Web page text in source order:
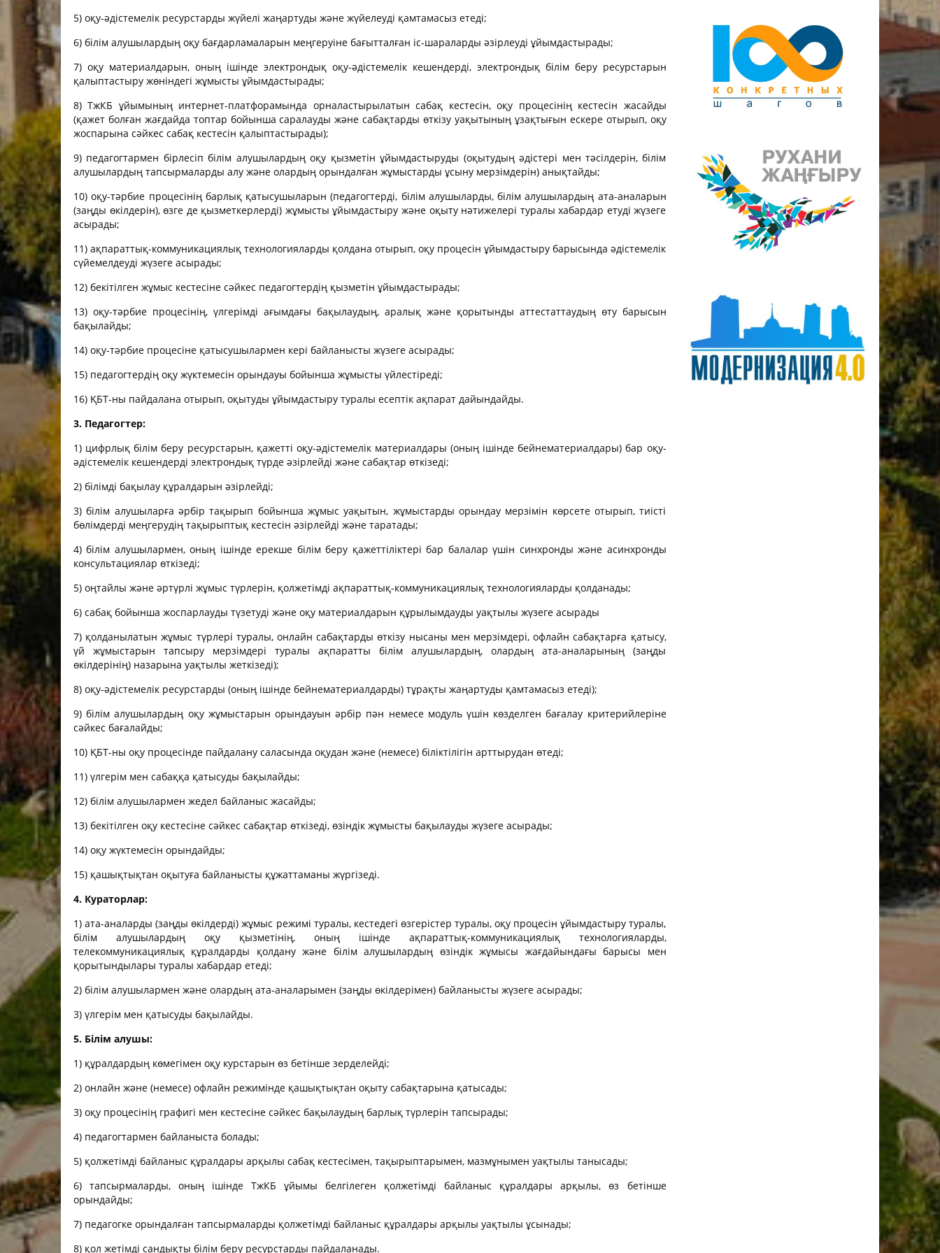
5) оқу-әдістемелік ресурстарды жүйелі жаңартуды және жүйелеуді қамтамасыз етеді;
6) білім алушылардың оқу бағдарламаларын меңгеруіне бағытталған іс-шараларды әзірлеуді ұйымдастырады;
7) оқу материалдарын, оның ішінде электрондық оқу-әдістемелік кешендерді, электрондық білім беру ресурстарын
қалыптастыру жөніндегі жұмысты ұйымдастырады;
8) ТжКБ ұйымының интернет-платфорамында орналастырылатын сабақ кестесін, оқу процесінің кестесін жасайды
(қажет болған жағдайда топтар бойынша саралауды және сабақтарды өткізу уақытының ұзақтығын ескере отырып, оқу
жоспарына сәйкес сабақ кестесін қалыптастырады);
9) педагогтармен бірлесіп білім алушылардың оқу қызметін ұйымдастыруды (оқытудың әдістері мен тәсілдерін, білім
алушылардың тапсырмаларды алу және олардың орындалған жұмыстарды ұсыну мерзімдерін) анықтайды;
10) оқу-тәрбие процесінің барлық қатысушыларын (педагогтерді, білім алушыларды, білім алушылардың ата-аналарын
(заңды өкілдерін), өзге де қызметкерлерді) жұмысты ұйымдастыру және оқыту нәтижелері туралы хабардар етуді жүзеге
асырады;
11) ақпараттық-коммуникациялық технологияларды қолдана отырып, оқу процесін ұйымдастыру барысында әдістемелік
сүйемелдеуді жүзеге асырады;
12) бекітілген жұмыс кестесіне сәйкес педагогтердің қызметін ұйымдастырады;
13) оқу-тәрбие процесінің, үлгерімді ағымдағы бақылаудың, аралық және қорытынды аттестаттаудың өту барысын
бақылайды;
14) оқу-тәрбие процесіне қатысушылармен кері байланысты жүзеге асырады;
15) педагогтердің оқу жүктемесін орындауы бойынша жұмысты үйлестіреді;
16) ҚБТ-ны пайдалана отырып, оқытуды ұйымдастыру туралы есептік ақпарат дайындайды.
3. Педагогтер:
1) цифрлық білім беру ресурстарын, қажетті оқу-әдістемелік материалдары (оның ішінде бейнематериалдары) бар оқу-
әдістемелік кешендерді электрондық түрде әзірлейді және сабақтар өткізеді;
2) білімді бақылау құралдарын әзірлейді;
3) білім алушыларға әрбір тақырып бойынша жұмыс уақытын, жұмыстарды орындау мерзімін көрсете отырып, тиісті
бөлімдерді меңгерудің тақырыптық кестесін әзірлейді және таратады;
4) білім алушылармен, оның ішінде ерекше білім беру қажеттіліктері бар балалар үшін синхронды және асинхронды
консультациялар өткізеді;
5) оңтайлы және әртүрлі жұмыс түрлерін, қолжетімді ақпараттық-коммуникациялық технологияларды қолданады;
6) сабақ бойынша жоспарлауды түзетуді және оқу материалдарын құрылымдауды уақтылы жүзеге асырады
7) қолданылатын жұмыс түрлері туралы, онлайн сабақтарды өткізу нысаны мен мерзімдері, офлайн сабақтарға қатысу,
үй жұмыстарын тапсыру мерзімдері туралы ақпаратты білім алушылардың, олардың ата-аналарының (заңды
өкілдерінің) назарына уақтылы жеткізеді);
8) оқу-әдістемелік ресурстарды (оның ішінде бейнематериалдарды) тұрақты жаңартуды қамтамасыз етеді);
9) білім алушылардың оқу жұмыстарын орындауын әрбір пән немесе модуль үшін көзделген бағалау критерийлеріне
сәйкес бағалайды;
10) ҚБТ-ны оқу процесінде пайдалану саласында оқудан және (немесе) біліктілігін арттырудан өтеді;
11) үлгерім мен сабаққа қатысуды бақылайды;
12) білім алушылармен жедел байланыс жасайды;
13) бекітілген оқу кестесіне сәйкес сабақтар өткізеді, өзіндік жұмысты бақылауды жүзеге асырады;
14) оқу жүктемесін орындайды;
15) қашықтықтан оқытуға байланысты құжаттаманы жүргізеді.
4. Кураторлар:
1) ата-аналарды (заңды өкілдерді) жұмыс режимі туралы, кестедегі өзгерістер туралы, оқу процесін ұйымдастыру туралы,
білім алушылардың оқу қызметінің, оның ішінде ақпараттық-коммуникациялық технологияларды,
телекоммуникациялық құралдарды қолдану және білім алушылардың өзіндік жұмысы жағдайындағы барысы мен
қорытындылары туралы хабардар етеді;
2) білім алушылармен және олардың ата-аналарымен (заңды өкілдерімен) байланысты жүзеге асырады;
3) үлгерім мен қатысуды бақылайды.
5. Білім алушы:
1) құралдардың көмегімен оқу курстарын өз бетінше зерделейді;
2) онлайн және (немесе) офлайн режимінде қашықтықтан оқыту сабақтарына қатысады;
3) оқу процесінің графигі мен кестесіне сәйкес бақылаудың барлық түрлерін тапсырады;
4) педагогтармен байланыста болады;
5) қолжетімді байланыс құралдары арқылы сабақ кестесімен, тақырыптарымен, мазмұнымен уақтылы танысады;
6) тапсырмаларды, оның ішінде ТжКБ ұйымы белгілеген қолжетімді байланыс құралдары арқылы, өз бетінше
орындайды;
7) педагогке орындалған тапсырмаларды қолжетімді байланыс құралдары арқылы уақтылы ұсынады;
8) қол жетімді сандықты білім беру ресурстарды пайдаланады.